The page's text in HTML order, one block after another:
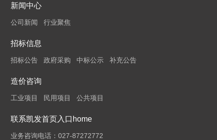
新闻中心
公司新闻 行业聚焦
招标信息
招标公告 政府采购 中标公示 补充公告
造价咨询
工业项目 民用项目 公共项目
联系凯发首页入口home
业务咨询电话：027-87272772